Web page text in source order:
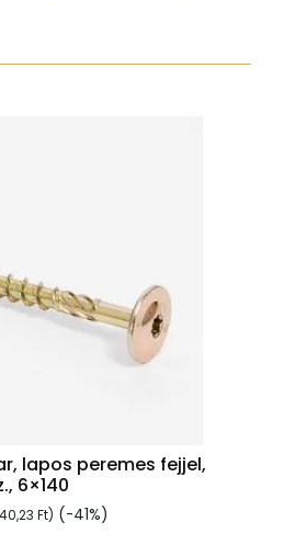
lapos peremes fejjel,
6×140
40,23 Ft) (-41%)